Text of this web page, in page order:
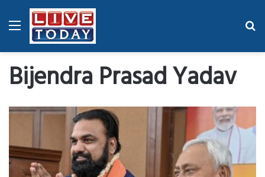
Menu
Bijendra Prasad Yadav